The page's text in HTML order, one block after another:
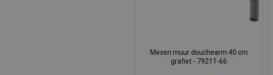
Mexen muur douchearm 40 cm
grafiet - 79211-66